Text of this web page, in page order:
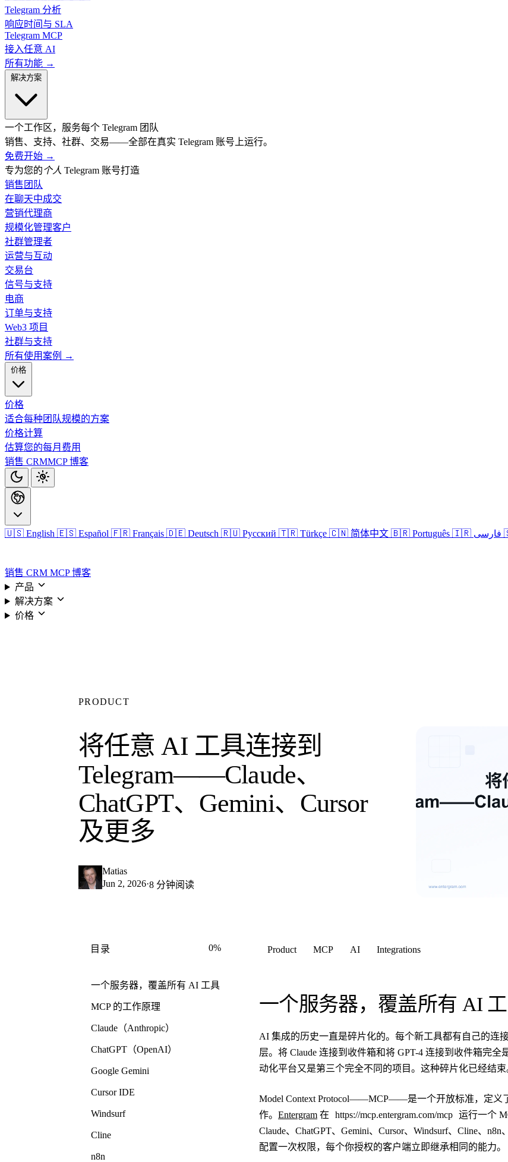
Telegram 分析
响应时间与 SLA
Telegram MCP
接入任意 AI
所有功能 →
解决方案
一个工作区，服务每个 Telegram 团队
销售、支持、社群、交易——全部在真实 Telegram 账号上运行。
免费开始 →
专为您的个人 Telegram 账号打造
销售团队
在聊天中成交
营销代理商
规模化管理客户
社群管理者
运营与互动
交易台
信号与支持
电商
订单与支持
Web3 项目
社群与支持
所有使用案例 →
价格
价格
适合每种团队规模的方案
价格计算
估算您的每月费用
销售 CRMMCP博客
🇺🇸 English 🇪🇸 Español 🇫🇷 Français 🇩🇪 Deutsch 🇷🇺 Русский 🇹🇷 Türkçe 🇨🇳 简体中文 🇧🇷 Português
销售 CRM MCP博客
产品
解决方案
价格
PRODUCT
将任意 AI 工具连接到
Telegram——Claude、
ChatGPT、Gemini、Cursor
及更多
Matias
Jun 2, 2026·8 分钟阅读
目录 0%
一个服务器，覆盖所有 AI 工具
MCP 的工作原理
Claude（Anthropic）
ChatGPT（OpenAI）
Google Gemini
Cursor IDE
Windsurf
Cline
n8n
Product MCP AI Integrations
一个服务器，覆盖所有 AI
AI 集成的历史一直是碎片化的。每个新工具都有自己的连
层。将 Claude 连接到收件箱和将 GPT-4 连接到收件箱完
动化平台又是第三个完全不同的项目。这种碎片化已经结束
Model Context Protocol——MCP——是一个开放标准，定义
作。 Entergram 在 https://mcp.entergram.com/mcp 运行一个
Claude、ChatGPT、Gemini、Cursor、Windsurf、Cline、
配置一次权限，每个你授权的客户端立即继承相同的能力。